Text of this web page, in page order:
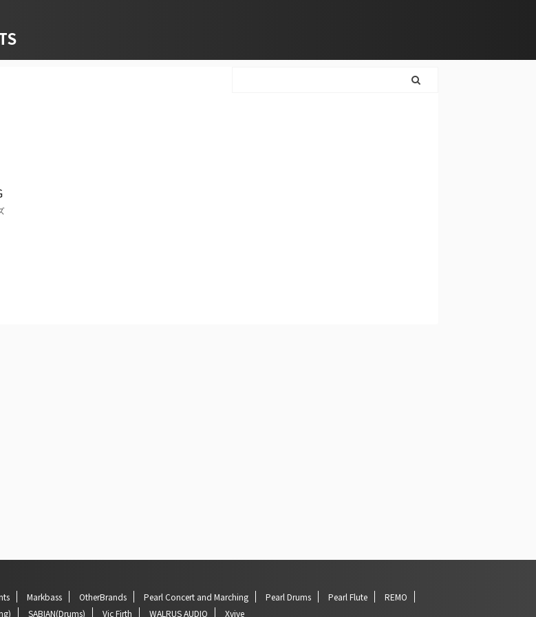
Markbass OtherBrands Pearl Concert and Marching Pearl Drums Pearl Flute
REMO
SABIAN(Drums) Vic Firth WALRUS AUDIO Xvive